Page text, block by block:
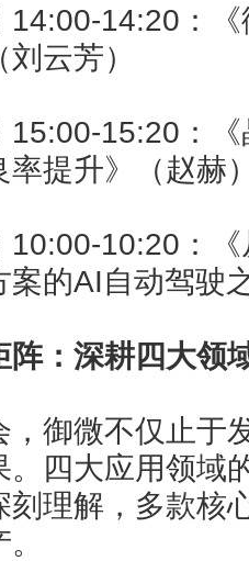
14:00-14:20：
云芳）
15:00-15:20：
率提升》（赵赫
10:20：《
案的AI自动驾驶
阵：深耕四大领
，御微不仅止于
。四大应用领域
刻理解，多款核